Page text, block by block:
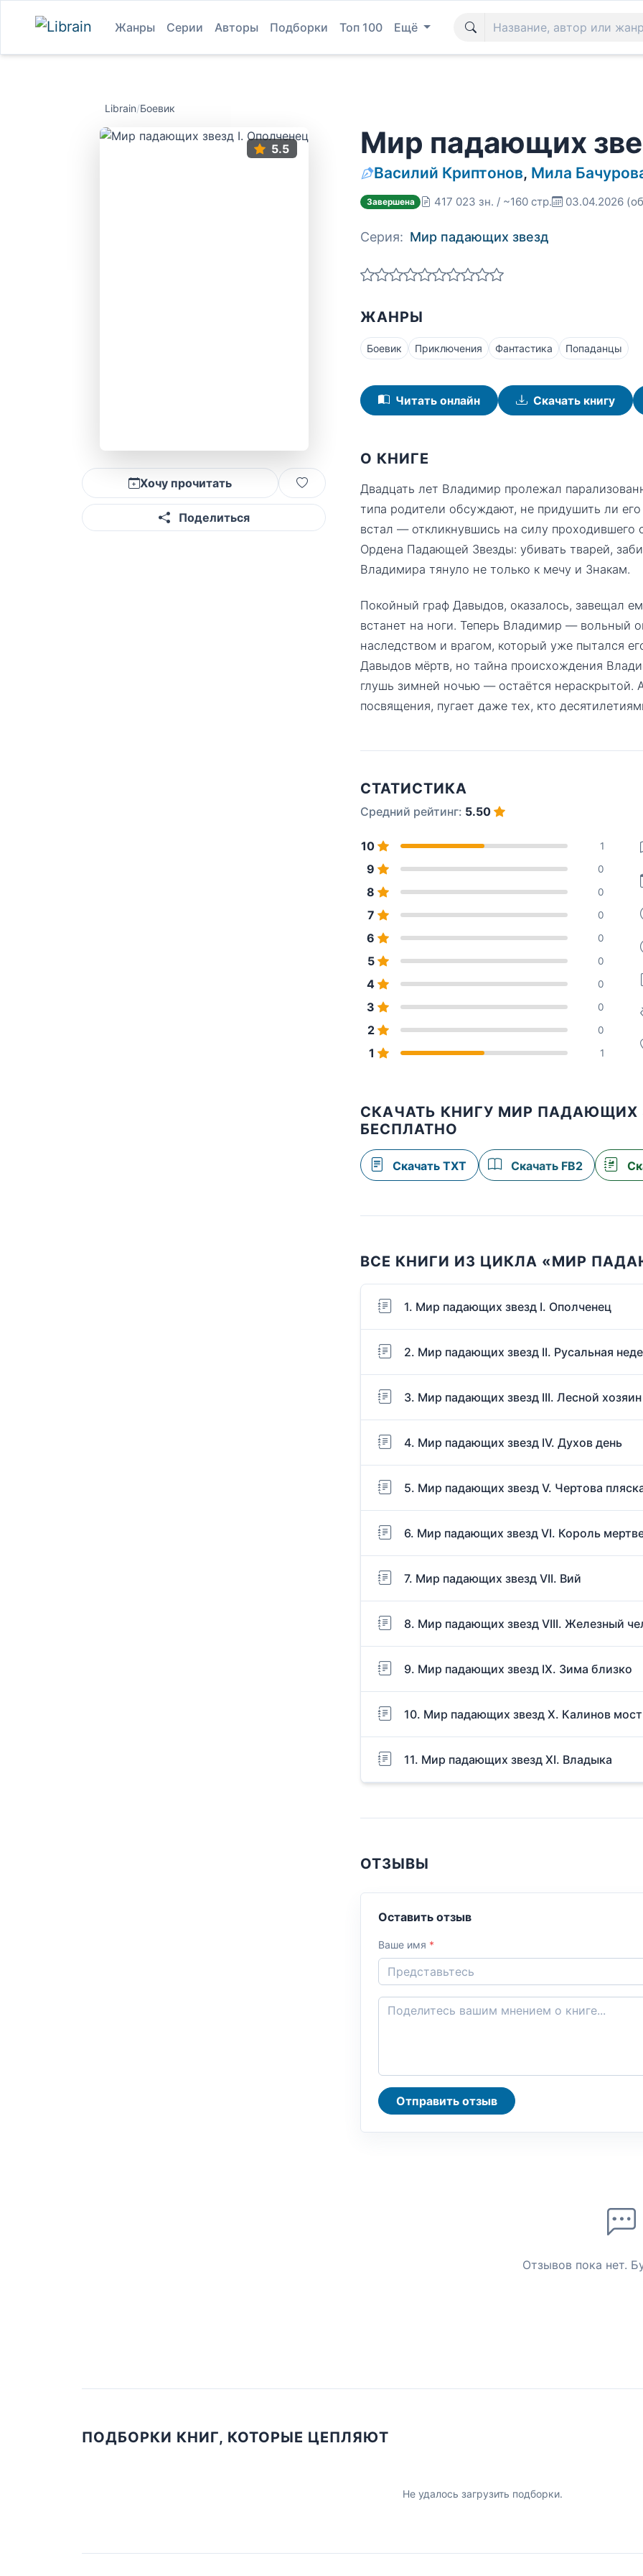
Жанры Серии Авторы Подборки Топ 100 Ещё
Librain/Боевик
5.5
Хочу прочитать
Поделиться
Мир падающих
Василий Криптонов, Мила
Завершена 417 023 зн. / ~160 стр. 03.04.2026
Серия: Мир падающих звезд
ЖАНРЫ
Боевик Приключения Фантастика Попаданцы
Читать онлайн Скачать книгу
О КНИГЕ
Двадцать лет Владимир пролежал
типа родители обсуждают, не придушить ли
встал — откликнувшись на силу проходившего
Ордена Падающей Звезды: убивать тварей,
Владимира тянуло не только к мечу и Знакам.
Покойный граф Давыдов, оказалось, завещал
встанет на ноги. Теперь Владимир — вольный
наследством и врагом, который уже пытался
Давыдов мёртв, но тайна происхождения
глушь зимней ночью — остаётся нераскрытой.
посвящения, пугает даже тех, кто
СТАТИСТИКА
Средний рейтинг: 5.50
10 1
9 0
8 0
7 0
6 0
5 0
4 0
3 0
2 0
1 1
СКАЧАТЬ КНИГУ МИР ПАДАЮЩИХ
БЕСПЛАТНО
Скачать TXT Скачать FB2
ВСЕ КНИГИ ИЗ ЦИКЛА «МИР
1. Мир падающих звезд I. Ополченец
2. Мир падающих звезд II. Русальная
3. Мир падающих звезд III. Лесной хозяин
4. Мир падающих звезд IV. Духов день
5. Мир падающих звезд V. Чертова
6. Мир падающих звезд VI. Король
7. Мир падающих звезд VII. Вий
8. Мир падающих звезд VIII. Железный
9. Мир падающих звезд IX. Зима близко
10. Мир падающих звезд Х. Калинов мост
11. Мир падающих звезд XI. Владыка
ОТЗЫВЫ
Оставить отзыв
Ваше имя *
Отправить отзыв
Отзывов пока нет.
ПОДБОРКИ КНИГ, КОТОРЫЕ ЦЕПЛЯЮТ
Не удалось загрузить подборки.